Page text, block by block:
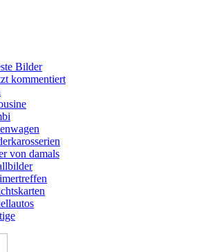
Bilder
kommentiert
von damals